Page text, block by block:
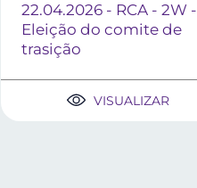
22.04.2026 - RCA - 2W -
Eleição do comite de
trasição
VISUALIZAR